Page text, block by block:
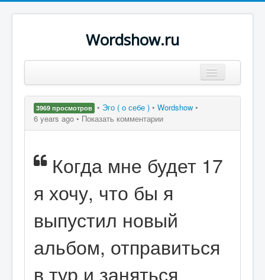
Wordshow.ru
Популярные цитаты
Поиск
3969 просмотров • Эго ( о себе ) • Wordshow •
6 years ago • Показать комментарии
Когда мне будет 17
я хочу, что бы я
выпустил новый
альбом, отправиться
в тур и заняться